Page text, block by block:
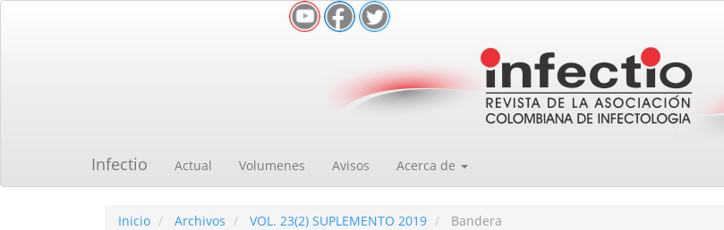
Infectio Actual Volumenes Avisos Acerca de
Inicio Archivos VOL. 23(2) SUPLEMENTO 2019 Bandera